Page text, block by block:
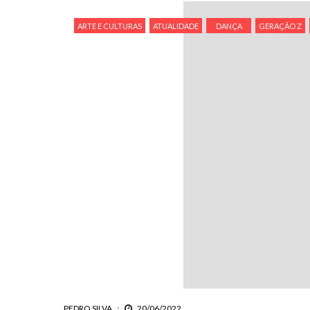
ARTE E CULTURAS ATUALIDADE DANÇA GERAÇÃO Z